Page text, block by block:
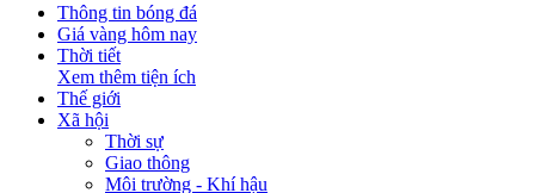
Thông tin bóng đá
Giá vàng hôm nay
Thời tiết
Xem thêm tiện ích
Thế giới
Xã hội
Thời sự
Giao thông
Môi trường - Khí hậu